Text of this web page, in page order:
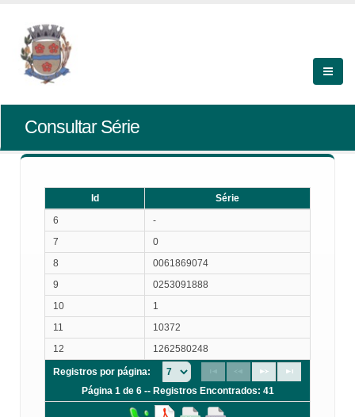
Consultar Série
Id
Série
6
-
7
0
8
0061869074
9
0253091888
10
1
11
10372
12
1262580248
Registros por página:
Página 1 de 6 -- Registros Encontrados: 41